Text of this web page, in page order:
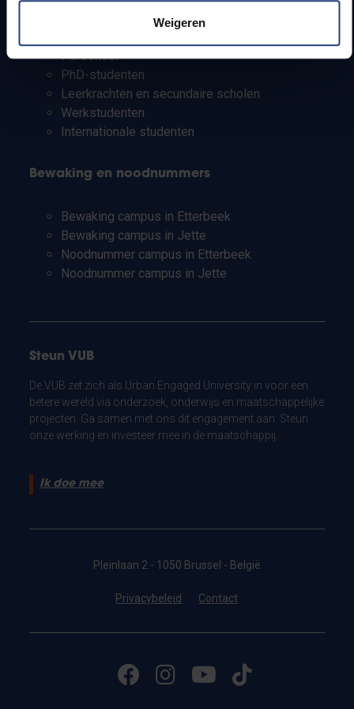
Weigeren
Personeel
PhD-studenten
Leerkrachten en secundaire scholen
Werkstudenten
Internationale studenten
Bewaking en noodnummers
Bewaking campus in Etterbeek
Bewaking campus in Jette
Noodnummer campus in Etterbeek
Noodnummer campus in Jette
Steun VUB
De VUB zet zich als Urban Engaged University in voor een
betere wereld via onderzoek, onderwijs en maatschappelijke
projecten. Ga samen met ons dit engagement aan. Steun
onze werking en investeer mee in de maatschappij.
Ik doe mee
Pleinlaan 2 - 1050 Brussel - België
Privacybeleid Contact